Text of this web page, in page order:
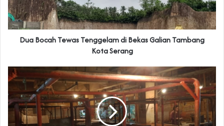
Dua Bocah Tewas Tenggelam di Bekas Galian Tambang
Kota Serang